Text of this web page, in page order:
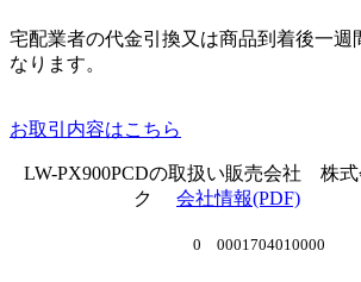
宅配業者の代金引換又は商品到着後一週
なります。
お取引内容はこちら
LW-PX900PCDの取扱い販売会社 株
ク 会社情報(PDF)
0 0001704010000